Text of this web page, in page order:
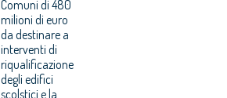
Comuni di 480
milioni di euro
da destinare a
interventi di
riqualificazione
degli edifici
scolstici e la